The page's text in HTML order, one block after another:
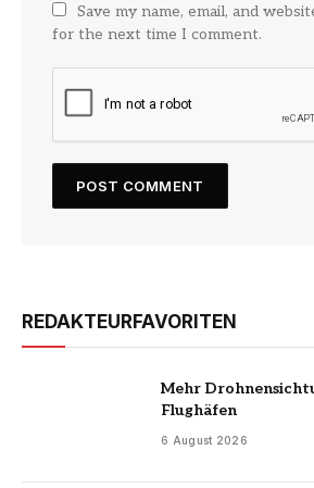
Save my name, email, and
for the next time I comment.
REDAKTEURFAVORITEN
Mehr
Flughäfen
6 August 2026